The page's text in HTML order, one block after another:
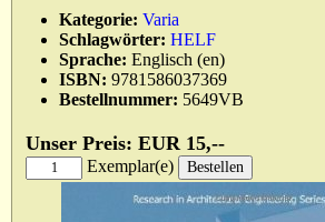
Datenschutz
Impressum
Kategorie: Varia
Schlagwörter: HELF
Sprache: Englisch (en)
ISBN: 9781586037369
Bestellnummer: 5649VB
Unser Preis: EUR 15,--
Exemplar(e)